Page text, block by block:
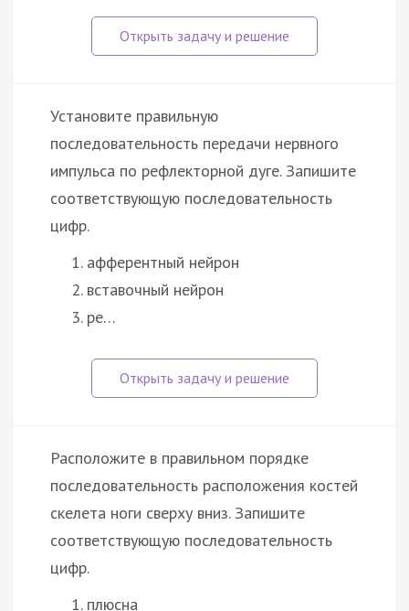
Установите правильную
последовательность передачи нервного
импульса по рефлекторной дуге. Запишите
соответствующую последовательность
цифр.
афферентный нейрон
вставочный нейрон
ре…
Расположите в правильном порядке
последовательность расположения костей
скелета ноги сверху вниз. Запишите
соответствующую последовательность
цифр.
плюсна